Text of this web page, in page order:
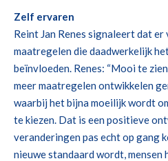
Zelf ervaren
Reint Jan Renes signaleert dat
maatregelen die daadwerkelijk
beïnvloeden. Renes: “Mooi te
meer maatregelen ontwikkelen
waarbij het bijna moeilijk wordt
te kiezen. Dat is een positieve
veranderingen pas echt op gang
nieuwe standaard wordt,